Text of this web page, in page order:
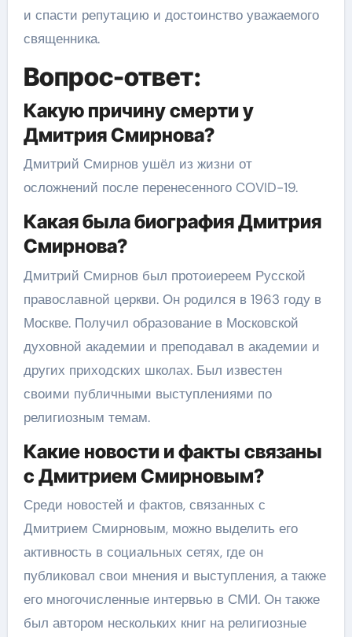
и спасти репутацию и достоинство уважаемого
священника.
Вопрос-ответ:
Какую причину смерти у
Дмитрия Смирнова?
Дмитрий Смирнов ушёл из жизни от
осложнений после перенесенного COVID-19.
Какая была биография Дмитрия
Смирнова?
Дмитрий Смирнов был протоиереем Русской
православной церкви. Он родился в 1963 году в
Москве. Получил образование в Московской
духовной академии и преподавал в академии и
других приходских школах. Был известен
своими публичными выступлениями по
религиозным темам.
Какие новости и факты связаны
с Дмитрием Смирновым?
Среди новостей и фактов, связанных с
Дмитрием Смирновым, можно выделить его
активность в социальных сетях, где он
публиковал свои мнения и выступления, а также
его многочисленные интервью в СМИ. Он также
был автором нескольких книг на религиозные